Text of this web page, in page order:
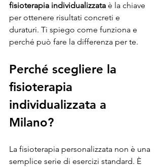
fisioterapia individualizzata è la chiave
per ottenere risultati concreti e
duraturi. Ti spiego come funziona e
perché può fare la differenza per te.
Perché scegliere la
fisioterapia
individualizzata a
Milano?
La fisioterapia personalizzata non è una
semplice serie di esercizi standard. È